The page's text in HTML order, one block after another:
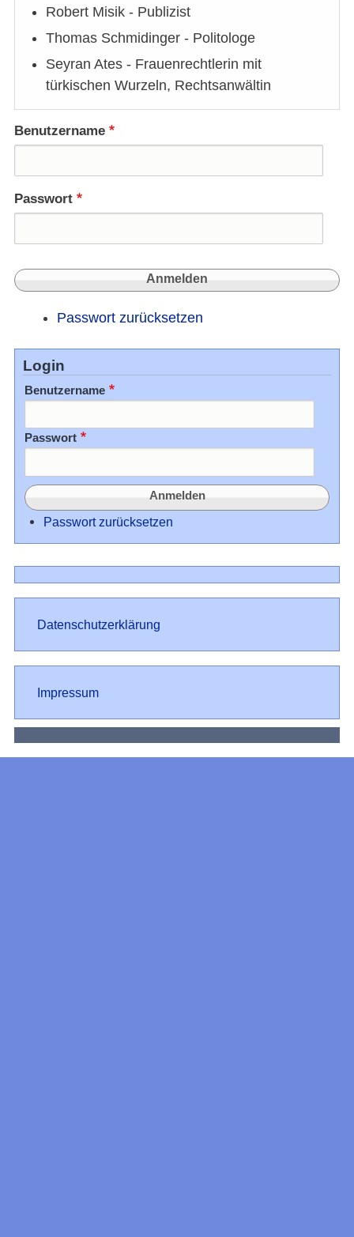
Robert Misik - Publizist
Thomas Schmidinger - Politologe
Seyran Ates - Frauenrechtlerin mit
türkischen Wurzeln, Rechtsanwältin
Benutzername
Passwort
Passwort zurücksetzen
Login
Benutzername
Passwort
Passwort zurücksetzen
Datenschutz
Datenschutzerklärung
Impressum
Impressum